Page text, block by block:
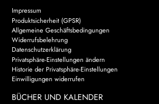
Impressum
Produktsicherheit (GPSR)
Allgemeine Geschäftsbedingungen
Widerrufsbelehrung
Datenschutzerklärung
Privatsphäre-Einstellungen ändern
Historie der Privatsphäre-Einstellungen
Einwilligungen widerrufen
BÜCHER UND KALENDER